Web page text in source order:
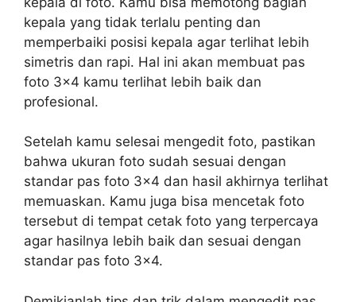
kepala yang tidak terlalu penting dan
memperbaiki posisi kepala agar terlihat lebih
simetris dan rapi. Hal ini akan membuat pas
foto 3×4 kamu terlihat lebih baik dan
profesional.
Setelah kamu selesai mengedit foto, pastikan
bahwa ukuran foto sudah sesuai dengan
standar pas foto 3×4 dan hasil akhirnya terlihat
memuaskan. Kamu juga bisa mencetak foto
tersebut di tempat cetak foto yang terpercaya
agar hasilnya lebih baik dan sesuai dengan
standar pas foto 3×4.